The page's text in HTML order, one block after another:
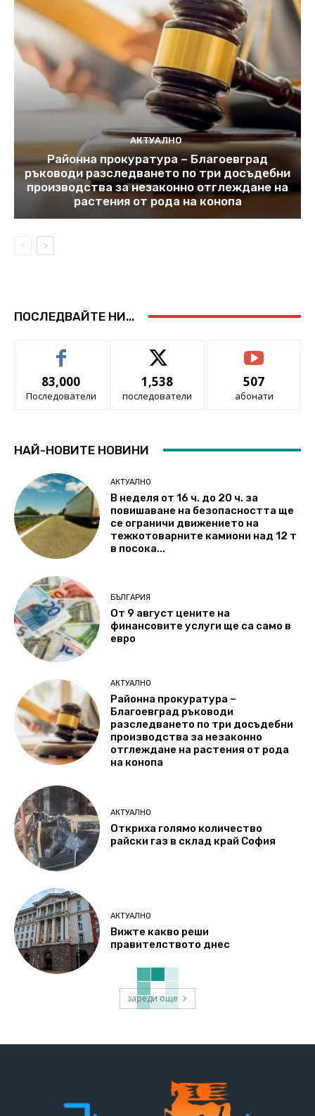
АКТУАЛНО
Районна прокуратура – Благоевград
ръководи разследването по три досъдебни
производства за незаконно отглеждане на
растения от рода на конопа
ПОСЛЕДВАЙТЕ НИ...
83,000
Последователи
1,538
последователи
507
абонати
НАЙ-НОВИТЕ НОВИНИ
АКТУАЛНО
В неделя от 16 ч. до 20 ч. за
повишаване на безопасността ще
се ограничи движението на
тежкотоварните камиони над 12 т
в посока...
БЪЛГАРИЯ
От 9 август цените на
финансовите услуги ще са само в
евро
АКТУАЛНО
Районна прокуратура –
Благоевград ръководи
разследването по три досъдебни
производства за незаконно
отглеждане на растения от рода
на конопа
АКТУАЛНО
Откриха голямо количество
райски газ в склад край София
АКТУАЛНО
Вижте какво реши
правителството днес
зареди още